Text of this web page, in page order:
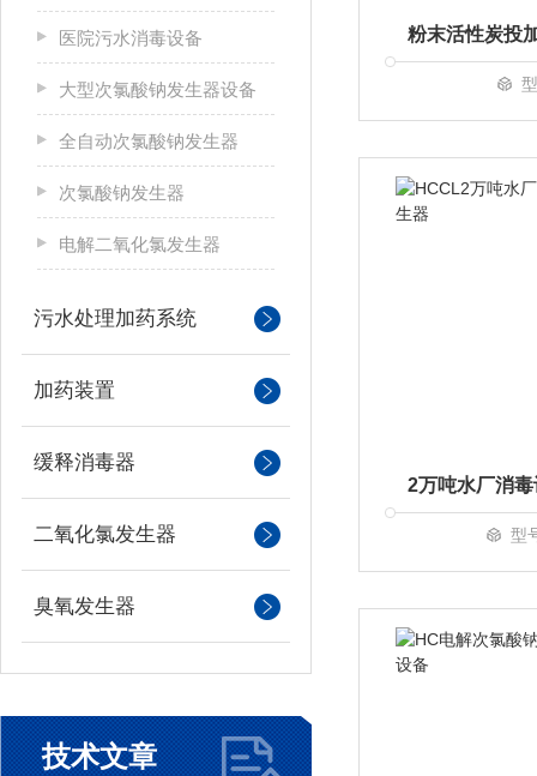
医院污水消毒设备
大型次氯酸钠发生器设备
全自动次氯酸钠发生器
次氯酸钠发生器
电解二氧化氯发生器
污水处理加药系统
加药装置
缓释消毒器
二氧化氯发生器
臭氧发生器
技术文章
型